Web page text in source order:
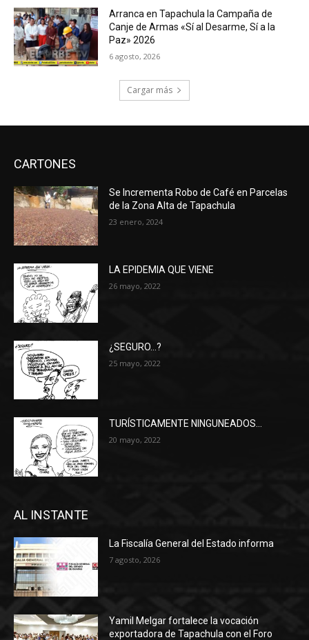
Arranca en Tapachula la Campaña de
Canje de Armas «Sí al Desarme, Sí a la
Paz» 2026
6 agosto, 2026
Cargar más
CARTONES
Se Incrementa Robo de Café en Parcelas
de la Zona Alta de Tapachula
23 enero, 2024
LA EPIDEMIA QUE VIENE
26 mayo, 2022
¿SEGURO…?
25 mayo, 2022
TURÍSTICAMENTE NINGUNEADOS…
20 mayo, 2022
AL INSTANTE
La Fiscalía General del Estado informa
7 agosto, 2026
Yamil Melgar fortalece la vocación
exportadora de Tapachula con el Foro